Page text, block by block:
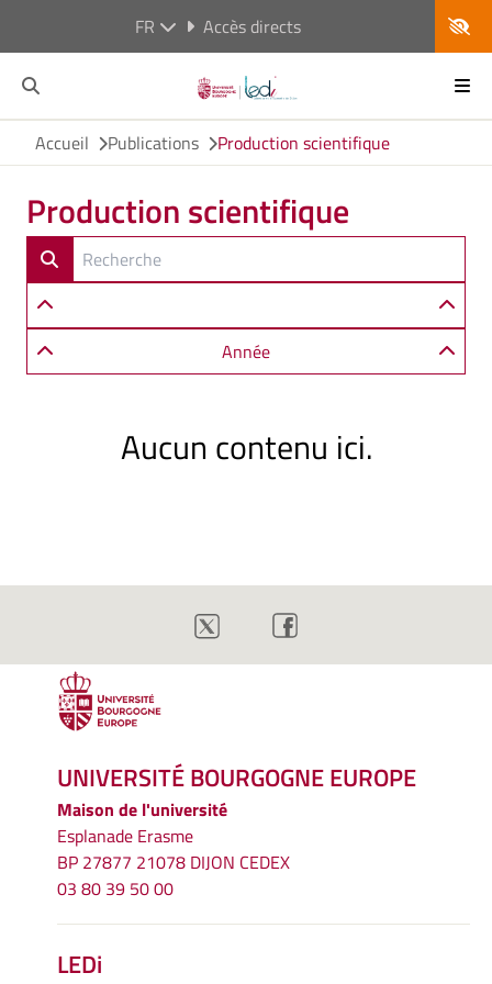
FR Accès directs
Accueil Publications Production scientifique
Production scientifique
Année
Aucun contenu ici.
UNIVERSITÉ BOURGOGNE EUROPE
Maison de l'université
Esplanade Erasme
BP 27877 21078 DIJON CEDEX
03 80 39 50 00
LEDi